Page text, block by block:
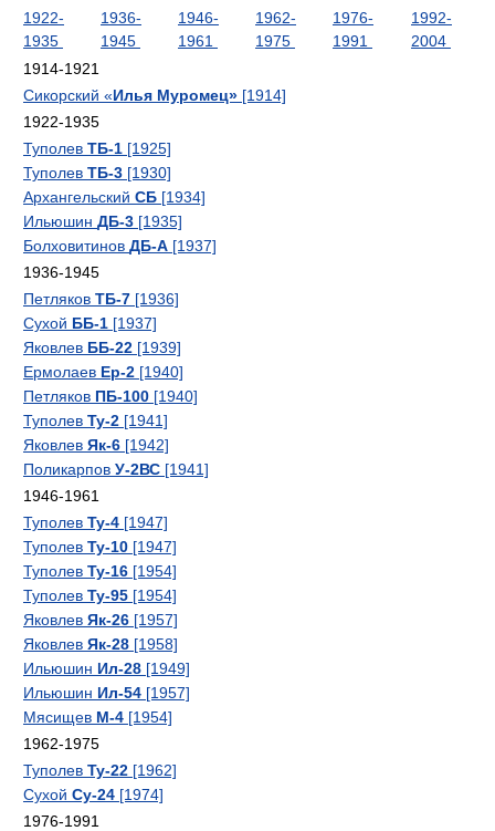
1922-
1935
1936-
1945
1946-
1961
1962-
1975
1976-
1991
1992-
2004
1914-1921
Сикорский «Илья Муромец» [1914]
1922-1935
Туполев ТБ-1 [1925]
Туполев ТБ-3 [1930]
Архангельский СБ [1934]
Ильюшин ДБ-3 [1935]
Болховитинов ДБ-А [1937]
1936-1945
Петляков ТБ-7 [1936]
Сухой ББ-1 [1937]
Яковлев ББ-22 [1939]
Ермолаев Ер-2 [1940]
Петляков ПБ-100 [1940]
Туполев Ту-2 [1941]
Яковлев Як-6 [1942]
Поликарпов У-2ВС [1941]
1946-1961
Туполев Ту-4 [1947]
Туполев Ту-10 [1947]
Туполев Ту-16 [1954]
Туполев Ту-95 [1954]
Яковлев Як-26 [1957]
Яковлев Як-28 [1958]
Ильюшин Ил-28 [1949]
Ильюшин Ил-54 [1957]
Мясищев М-4 [1954]
1962-1975
Туполев Ту-22 [1962]
Сухой Су-24 [1974]
1976-1991